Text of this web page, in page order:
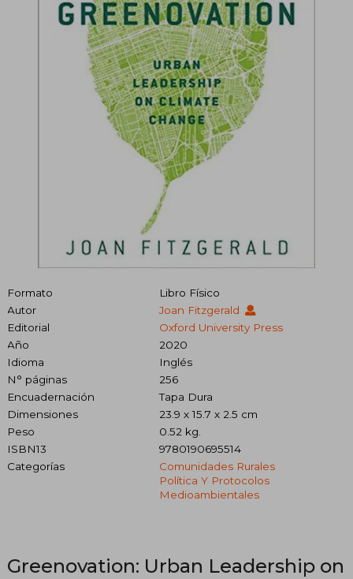
Formato
Libro Físico
Autor
Joan Fitzgerald
Editorial
Oxford University Press
Año
2020
Idioma
Inglés
N° páginas
256
Encuadernación
Tapa Dura
Dimensiones
23.9 x 15.7 x 2.5 cm
Peso
0.52 kg.
ISBN13
9780190695514
Categorías
Comunidades Rurales
Política Y Protocolos
Medioambientales
Greenovation: Urban Leadership on